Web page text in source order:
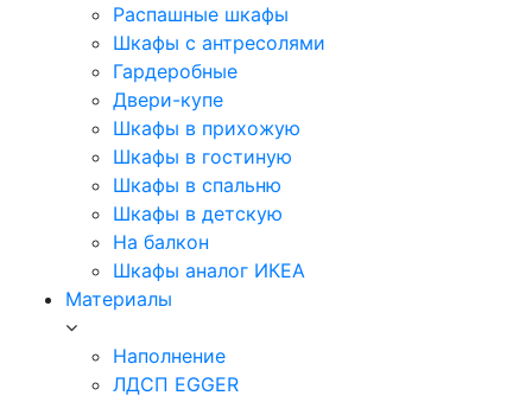
Распашные шкафы
Шкафы с антресолями
Гардеробные
Двери-купе
Шкафы в прихожую
Шкафы в гостиную
Шкафы в спальню
Шкафы в детскую
На балкон
Шкафы аналог ИКЕА
Материалы
Наполнение
ЛДСП EGGER